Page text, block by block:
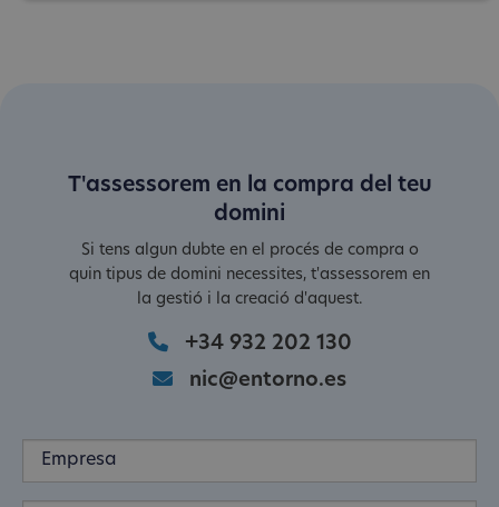
T'assessorem en la compra del teu
domini
Si tens algun dubte en el procés de compra o
quin tipus de domini necessites, t'assessorem en
la gestió i la creació d'aquest.
+34 932 202 130
nic@entorno.es